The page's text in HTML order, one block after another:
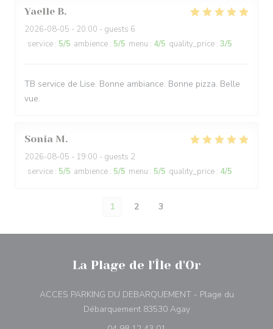
Yaelle B
2026-08-05 - 20:00 - guests 6
service : 5/5 ambience : 5/5 menu : 4/5 quality_price : 3/5
TB service de Lise. Bonne ambiance. Bonne pizza. Belle
vue.
Sonia M
2026-08-05 - 19:00 - guests 2
service : 5/5 ambience : 5/5 menu : 5/5 quality_price : 4/5
1 2 3
La Plage de l'Île d'Or
ACCES PARKING DU DEBARQUEMENT - Plage du
Débarquement 83530 Agay((öppnas i ett nytt